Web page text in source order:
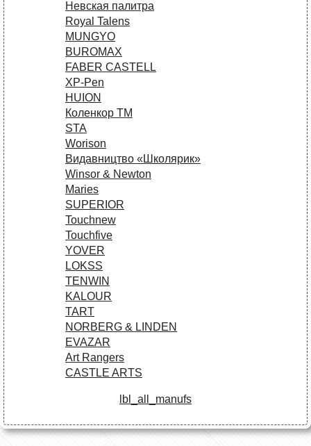
Невская палитра
Royal Talens
MUNGYO
BUROMAX
FABER CASTELL
XP-Pen
HUION
Коленкор ТМ
STA
Worison
Видавництво «Школярик»
Winsor & Newton
Maries
SUPERIOR
Touchnew
Touchfive
YOVER
LOKSS
TENWIN
KALOUR
TART
NORBERG & LINDEN
EVAZAR
Art Rangers
CASTLE ARTS
lbl_all_manufs